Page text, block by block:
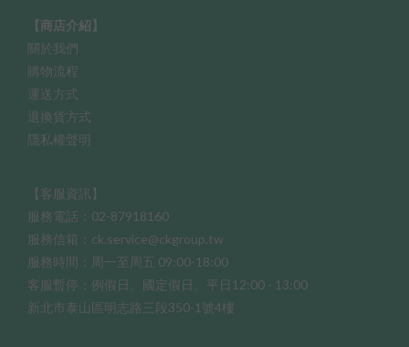
【商店介紹】
關於我們
購物流程
運送方式
退換貨方式
隱私權聲明
【客服資訊】
服務電話：02-87918160
服務信箱：ck.service@ckgroup.tw
服務時間：周一至周五 09:00-18:00
客服暫停：例假日、國定假日、平日12:00 - 13:00
新北市泰山區明志路三段350-1號4樓